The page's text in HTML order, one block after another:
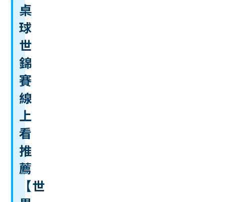
桌
球
世
錦
賽
線
上
看
推
薦
【世